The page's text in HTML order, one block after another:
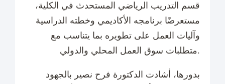
قسم التدريب الرياضي المستحدث في الكلية،
مستعرضًا برنامجه الأكاديمي وخطته الدراسية
وآليات العمل على تطويره بما يتناسب مع
متطلبات سوق العمل المحلي والدولي.
بدورها، أشادت الدكتورة فرح نصير بالجهود